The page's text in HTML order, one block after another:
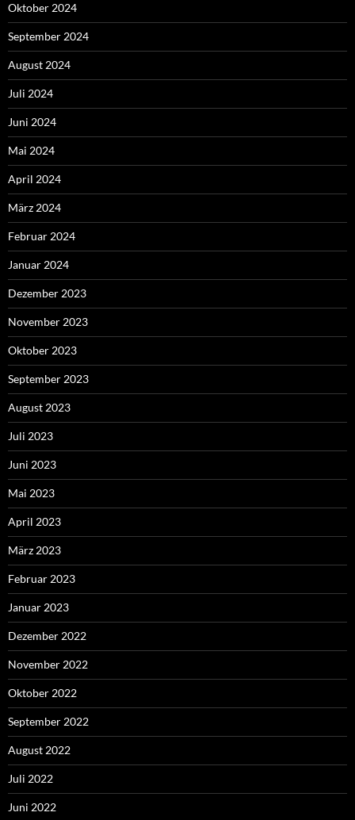
Oktober 2024
September 2024
August 2024
Juli 2024
Juni 2024
Mai 2024
April 2024
März 2024
Februar 2024
Januar 2024
Dezember 2023
November 2023
Oktober 2023
September 2023
August 2023
Juli 2023
Juni 2023
Mai 2023
April 2023
März 2023
Februar 2023
Januar 2023
Dezember 2022
November 2022
Oktober 2022
September 2022
August 2022
Juli 2022
Juni 2022